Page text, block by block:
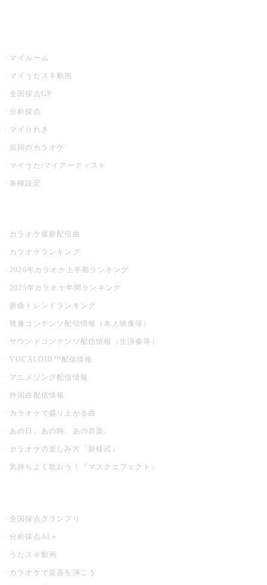
マイルーム
マイうたスキ動画
全国採点GP
分析採点
マイりれき
前回のカラオケ
マイうた/マイアーティスト
各種設定
カラオケ最新配信曲
カラオケランキング
2026年カラオケ上半期ランキング
2025年カラオケ年間ランキング
新曲トレンドランキング
映像コンテンツ配信情報（本人映像等）
サウンドコンテンツ配信情報（生演奏等）
VOCALOID™配信情報
アニメソング配信情報
外国曲配信情報
カラオケで盛り上がる曲
あの日、あの時、あの音楽。
カラオケの楽しみ方『新様式』
気持ちよく歌おう！『マスクエフェクト』
全国採点グランプリ
分析採点AI＋
うたスキ動画
カラオケで楽器を弾こう